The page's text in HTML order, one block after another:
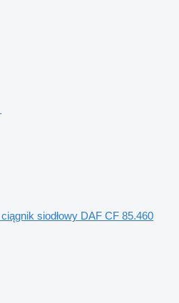
ciągnik siodłowy DAF CF 85.460